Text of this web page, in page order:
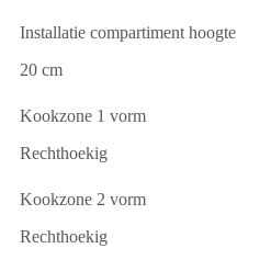
Installatie compartiment hoogte
20 cm
Kookzone 1 vorm
Rechthoekig
Kookzone 2 vorm
Rechthoekig